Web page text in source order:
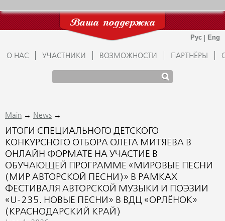
Ваша поддержка
О НАС УЧАСТНИКИ ВОЗМОЖНОСТИ ПАРТНЁРЫ
Main → News →
ИТОГИ СПЕЦИАЛЬНОГО ДЕТСКОГО
КОНКУРСНОГО ОТБОРА ОЛЕГА МИТЯЕВА В
ОНЛАЙН ФОРМАТЕ НА УЧАСТИЕ В
ОБУЧАЮЩЕЙ ПРОГРАММЕ «МИРОВЫЕ ПЕСНИ
(МИР АВТОРСКОЙ ПЕСНИ)» В РАМКАХ
ФЕСТИВАЛЯ АВТОРСКОЙ МУЗЫКИ И ПОЭЗИИ
«U-235. НОВЫЕ ПЕСНИ» В ВДЦ «ОРЛЁНОК»
(КРАСНОДАРСКИЙ КРАЙ)